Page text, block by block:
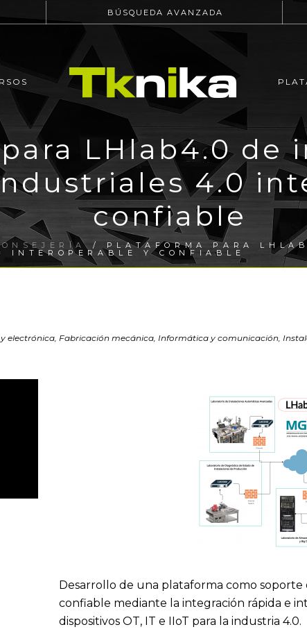
BÚSQUEDA AVANZADA
LHlab4.0 de
4.0
confiable
/ PLATAFORMA PARA
INTEROPERABLE Y CONFIABLE
electrónica, Fabricación mecánica, Informática y comunicación,
Desarrollo de una plataforma como soporte
confiable mediante la integración rápida e
dispositivos OT, IT e IIoT para la industria 4.0.